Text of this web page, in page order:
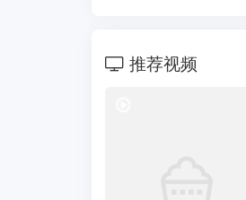
推荐视频